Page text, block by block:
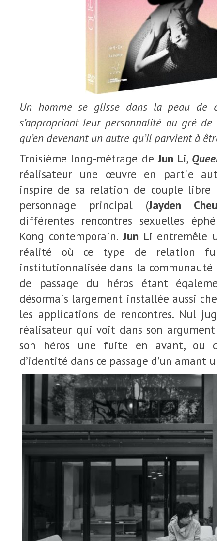
Un homme se glisse dans la peau de
s’appropriant leur personnalité au gré de
qu’en devenant un autre qu’il parvient à
Troisième long-métrage deJun Li,
réalisateur une œuvre en partie
inspire de sa relation de couple libre
personnage principal (Jayden
différentes rencontres sexuelles
Kong contemporain.Jun Li entremêle
réalité où ce type de relation
institutionnalisée dans la communauté
de passage du héros étant
désormais largement installée aussi
les applications de rencontres. Nul
réalisateur qui voit dans son
son héros une fuite en avant, ou
d’identité dans ce passage d’un amant